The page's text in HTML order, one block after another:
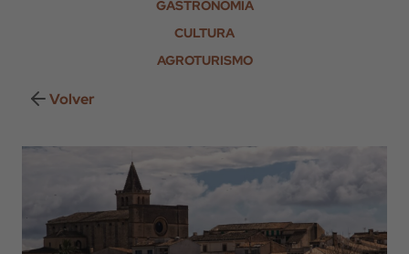
GASTRONOMÍA
CULTURA
AGROTURISMO
Volver